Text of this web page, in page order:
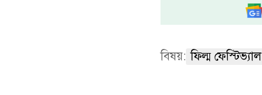
বিষয়: ফিল্ম ফেস্টিভ্যাল